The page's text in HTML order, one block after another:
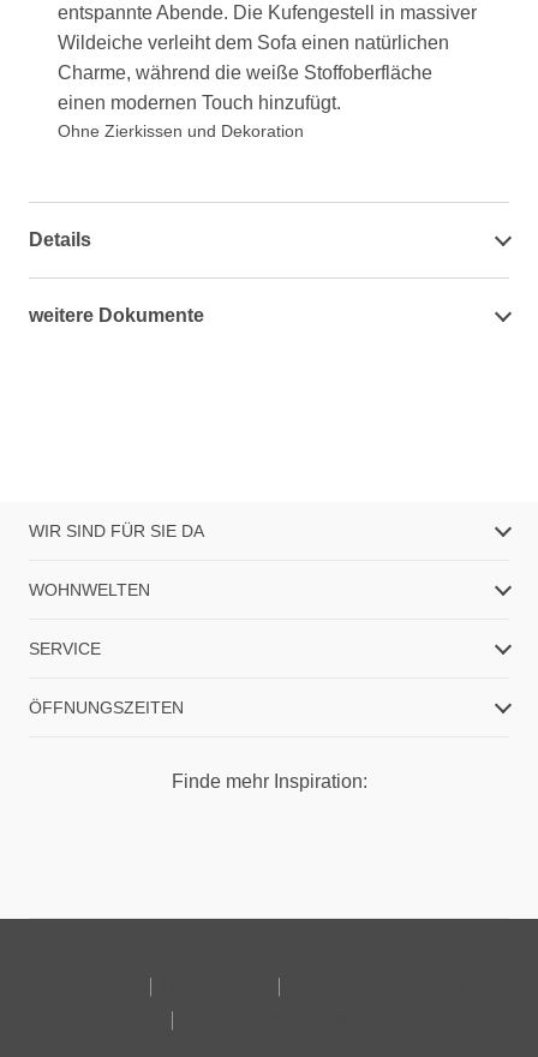
entspannte Abende. Die Kufengestell in massiver
Wildeiche verleiht dem Sofa einen natürlichen
Charme, während die weiße Stoffoberfläche
einen modernen Touch hinzufügt.
Ohne Zierkissen und Dekoration
Details
weitere Dokumente
WIR SIND FÜR SIE DA
WOHNWELTEN
SERVICE
ÖFFNUNGSZEITEN
Finde mehr Inspiration: